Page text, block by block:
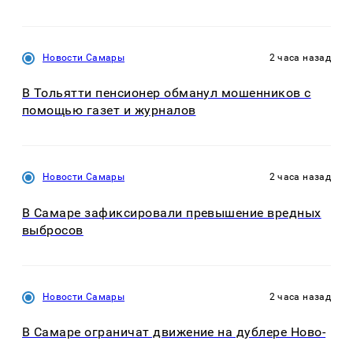
Новости Самары 2 часа назад
В Тольятти пенсионер обманул мошенников с
помощью газет и журналов
Новости Самары 2 часа назад
В Самаре зафиксировали превышение вредных
выбросов
Новости Самары 2 часа назад
В Самаре ограничат движение на дублере Ново-